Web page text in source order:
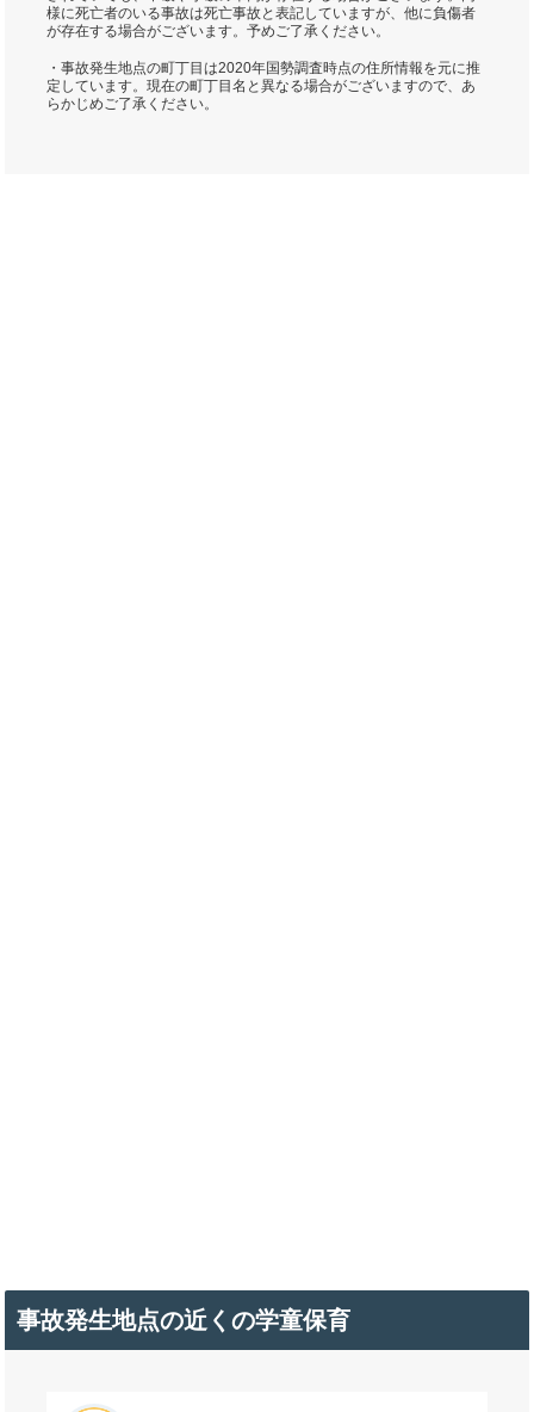
様に死亡者のいる事故は死亡事故と表記していますが、他に負傷者
が存在する場合がございます。予めご了承ください。
・事故発生地点の町丁目は2020年国勢調査時点の住所情報を元に推
定しています。現在の町丁目名と異なる場合がございますので、あ
らかじめご了承ください。
事故発生地点の近くの学童保育